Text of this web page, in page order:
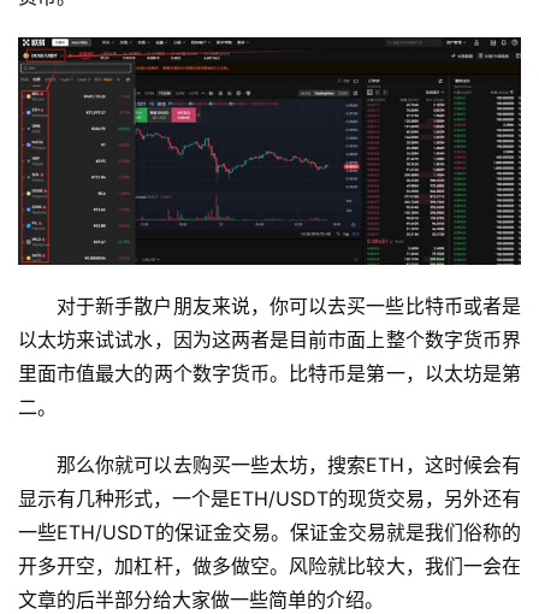
对于新手散户朋友来说，你可以去买一些比特币或者是
以太坊来试试水，因为这两者是目前市面上整个数字货币界
里面市值最大的两个数字货币。比特币是第一，以太坊是第
二。
那么你就可以去购买一些太坊，搜索ETH，这时候会有
显示有几种形式，一个是ETH/USDT的现货交易，另外还有
一些ETH/USDT的保证金交易。保证金交易就是我们俗称的
开多开空，加杠杆，做多做空。风险就比较大，我们一会在
文章的后半部分给大家做一些简单的介绍。